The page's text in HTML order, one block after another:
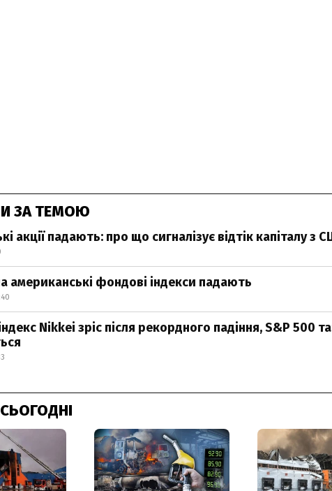
ЗА ТЕМОЮ
акції падають: про що сигналізує відтік капіталу з
американські фондові індекси падають
Nikkei зріс після рекордного падіння, S&P 500